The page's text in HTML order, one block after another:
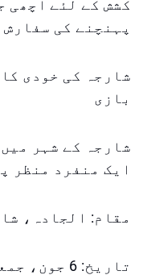
کشش کے لئے اچھی
پہنچنے کی سفارش
شارجہ کی خودی
بازی
شارجہ کے شہر
ایک منفرد منظر
مقام: الجادہ،
تاریخ: 6 جون، جمعہ